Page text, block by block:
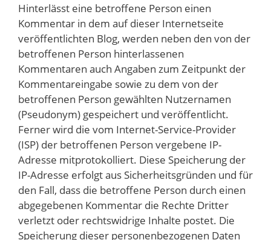
Hinterlässt eine betroffene Person einen
Kommentar in dem auf dieser Internetseite
veröffentlichten Blog, werden neben den von der
betroffenen Person hinterlassenen
Kommentaren auch Angaben zum Zeitpunkt der
Kommentareingabe sowie zu dem von der
betroffenen Person gewählten Nutzernamen
(Pseudonym) gespeichert und veröffentlicht.
Ferner wird die vom Internet-Service-Provider
(ISP) der betroffenen Person vergebene IP-
Adresse mitprotokolliert. Diese Speicherung der
IP-Adresse erfolgt aus Sicherheitsgründen und für
den Fall, dass die betroffene Person durch einen
abgegebenen Kommentar die Rechte Dritter
verletzt oder rechtswidrige Inhalte postet. Die
Speicherung dieser personenbezogenen Daten